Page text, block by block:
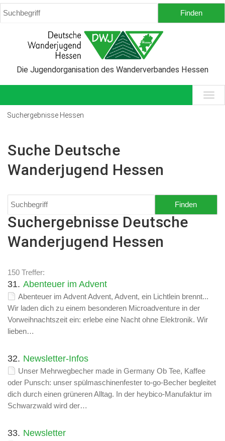
Die Jugendorganisation des Wanderverbandes Hessen
Suchergebnisse Hessen
Suche Deutsche
Wanderjugend Hessen
Suchergebnisse Deutsche
Wanderjugend Hessen
150 Treffer:
31. Abenteuer im Advent
Abenteuer im Advent Advent, Advent, ein Lichtlein brennt...
Wir laden dich zu einem besonderen Microadventure in der
Vorweihnachtszeit ein: erlebe eine Nacht ohne Elektronik. Wir
lieben…
32. Newsletter-Infos
Unser Mehrwegbecher made in Germany Ob Tee, Kaffee
oder Punsch: unser spülmaschinenfester to-go-Becher begleitet
dich durch einen grüneren Alltag. In der heybico-Manufaktur im
Schwarzwald wird der…
33. Newsletter